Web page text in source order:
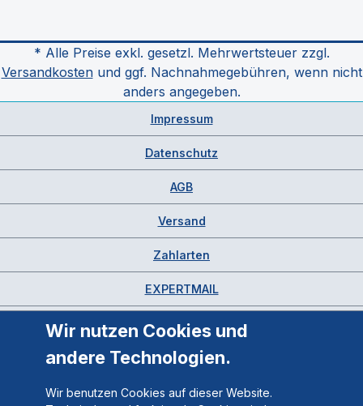
* Alle Preise exkl. gesetzl. Mehrwertsteuer zzgl.
Versandkostenund ggf. Nachnahmegebühren, wenn nicht
anders angegeben.
Impressum
Datenschutz
AGB
Versand
Zahlarten
EXPERTMAIL
Wir nutzen Cookies und
andere Technologien.
Wir benutzen Cookies auf dieser Website.